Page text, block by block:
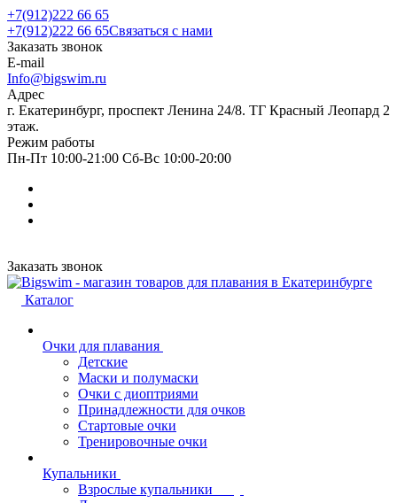
+7(912)222 66 65
+7(912)222 66 65Связаться с нами
Заказать звонок
E-mail
Info@bigswim.ru
Адрес
г. Екатеринбург, проспект Ленина 24/8. ТГ Красный Леопард 2
этаж.
Режим работы
Пн-Пт 10:00-21:00 Сб-Вс 10:00-20:00
Заказать звонок
Каталог
Очки для плавания
Детские
Маски и полумаски
Очки с диоптриями
Принадлежности для очков
Стартовые очки
Тренировочные очки
Купальники
Взрослые купальники